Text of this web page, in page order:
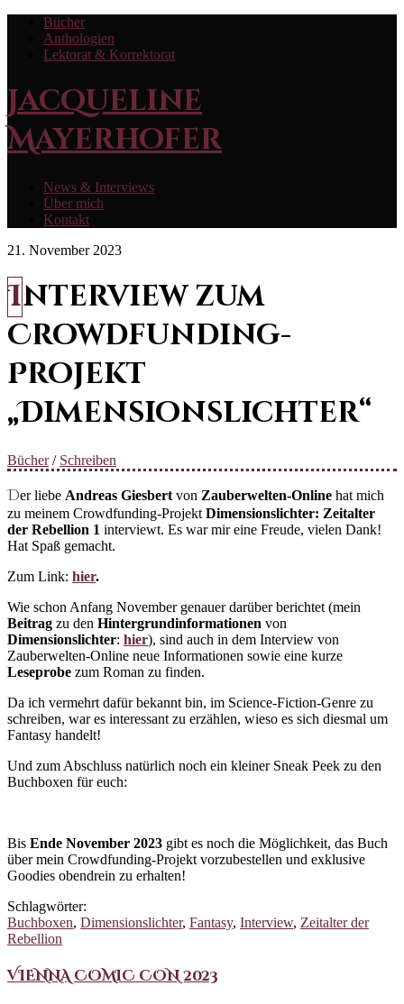
Bücher
Anthologien
Lektorat & Korrektorat
Jacqueline
Mayerhofer
News & Interviews
Über mich
Kontakt
21. November 2023
Interview zum
Crowdfunding-
Projekt
„Dimensionslichter“
Bücher/ Schreiben
Der liebe Andreas Giesbert von Zauberwelten-Online hat mich
zu meinem Crowdfunding-Projekt Dimensionslichter: Zeitalter
der Rebellion 1 interviewt. Es war mir eine Freude, vielen Dank!
Hat Spaß gemacht.
Zum Link: hier.
Wie schon Anfang November genauer darüber berichtet (mein
Beitrag zu den Hintergrundinformationen von
Dimensionslichter: hier), sind auch in dem Interview von
Zauberwelten-Online neue Informationen sowie eine kurze
Leseprobe zum Roman zu finden.
Da ich vermehrt dafür bekannt bin, im Science-Fiction-Genre zu
schreiben, war es interessant zu erzählen, wieso es sich diesmal um
Fantasy handelt!
Und zum Abschluss natürlich noch ein kleiner Sneak Peek zu den
Buchboxen für euch:
Bis Ende November 2023 gibt es noch die Möglichkeit, das Buch
über mein Crowdfunding-Projekt vorzubestellen und exklusive
Goodies obendrein zu erhalten!
Schlagwörter:
Buchboxen, Dimensionslichter, Fantasy, Interview, Zeitalter der
Rebellion
VIENNA COMIC CON 2023